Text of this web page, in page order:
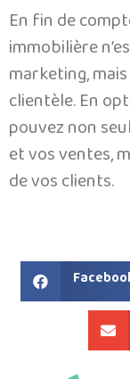
En fin de
immobilière
marketing,
clientèle. En
pouvez non
et vos ventes,
de vos clients.